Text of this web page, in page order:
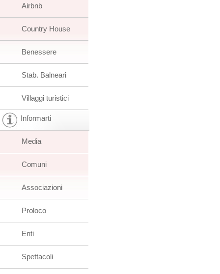
Airbnb
Country House
Benessere
Stab. Balneari
Villaggi turistici
Informarti
Media
Comuni
Associazioni
Proloco
Enti
Spettacoli